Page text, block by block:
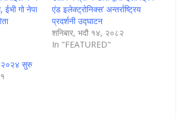
ईभी गो नेपा
एंड इलेक्ट्रोनिक्स’ अन्तर्राष्ट्रिय
प्रदर्शनी उद्घाटन
शनिबार, भदौ १४, २०८२
In "FEATURED"
२०२४ सुरु